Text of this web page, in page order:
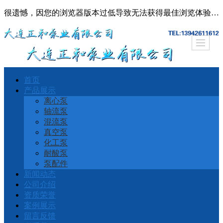
很遗憾，因您的浏览器版本过低导致无法获得最佳浏览体验，推荐下载安装谷歌浏览器！
首页
产品展示
离心泵
轴流泵
混流泵
真空泵
化工泵
耐酸泵
泵配件
新闻动态
公司介绍
资质荣誉
案例展示
留言反馈